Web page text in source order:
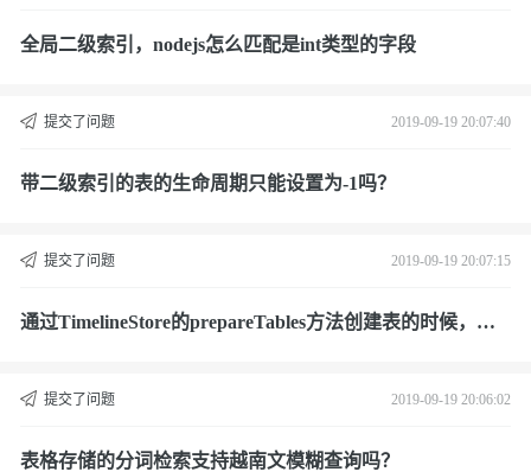
全局二级索引，nodejs怎么匹配是int类型的字段
提交了问题 2019-09-19 20:07:40
带二级索引的表的生命周期只能设置为-1吗？
提交了问题 2019-09-19 20:07:15
通过TimelineStore的prepareTables方法创建表的时候，报
提交了问题 2019-09-19 20:06:02
表格存储的分词检索支持越南文模糊查询吗？